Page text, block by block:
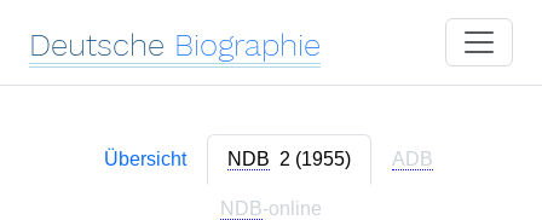
Deutsche Biographie
Übersicht NDB 2 (1955) ADB
NDB-online